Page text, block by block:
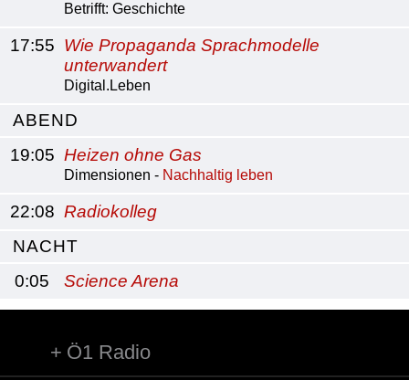
Betrifft: Geschichte
17:55 Wie Propaganda Sprachmodelle
unterwandert
Digital.Leben
ABEND
19:05 Heizen ohne Gas
Dimensionen - Nachhaltig leben
22:08 Radiokolleg
NACHT
0:05
Science Arena
Ö1 Radio